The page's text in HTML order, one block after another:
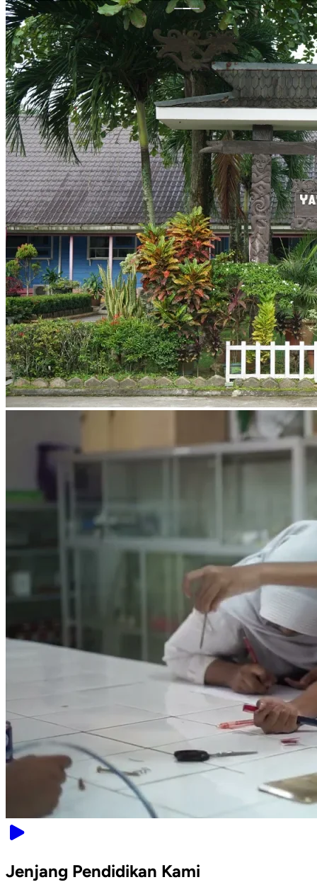
Jenjang Pendidikan Kami